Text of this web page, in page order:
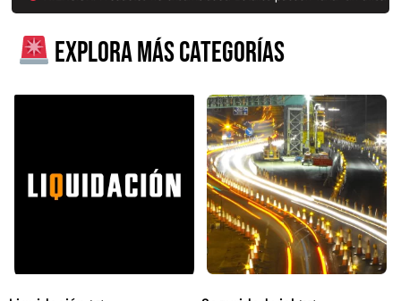
Explora más categorías
Explora más productos